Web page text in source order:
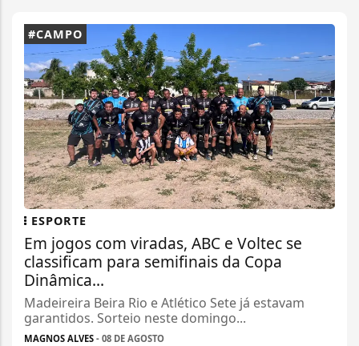
#CAMPO
ESPORTE
Em jogos com viradas, ABC e Voltec se
classificam para semifinais da Copa
Dinâmica...
Madeireira Beira Rio e Atlético Sete já estavam
garantidos. Sorteio neste domingo...
MAGNOS ALVES - 08 DE AGOSTO